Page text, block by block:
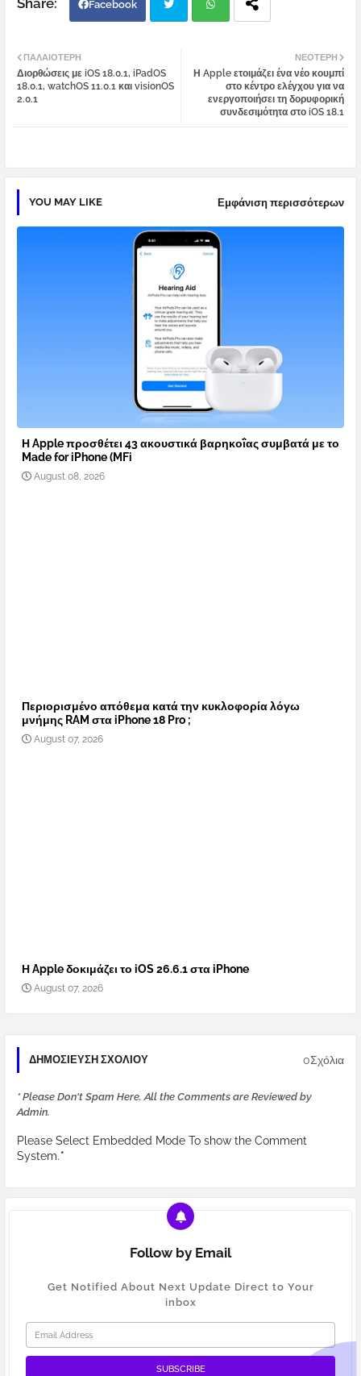
Facebook
tter atsa
ΝΕΌΤΕΡΗ
Η Apple ετοιμάζει ένα νέο κουμπί
στο κέντρο ελέγχου για να
ενεργοποιήσει τη δορυφορική
συνδεσιμότητα στο iOS 18.1
ΠΑΛΑΙΌΤΕΡΗ
Διορθώσεις με iOS 18.0.1, iPadOS
18.0.1, watchOS 11.0.1 και visionOS
2.0.1
YOU MAY LIKE Εμφάνιση περισσότερων
Η Apple προσθέτει 43 ακουστικά βαρηκοΐας συμβατά με το
Made for iPhone (MFi
August 08, 2026
Περιορισμένο απόθεμα κατά την κυκλοφορία λόγω
μνήμης RAM στα iPhone 18 Pro ;
August 07, 2026
Η Apple δοκιμάζει το iOS 26.6.1 στα iPhone
August 07, 2026
ΔΗΜΟΣΊΕΥΣΗ ΣΧΟΛΊΟΥ 0Σχόλια
* Please Don't Spam Here. All the Comments are Reviewed by
Admin.
Please Select Embedded Mode To show the Comment
System.*
Follow by Email
Get Notified About Next Update Direct to Your
inbox